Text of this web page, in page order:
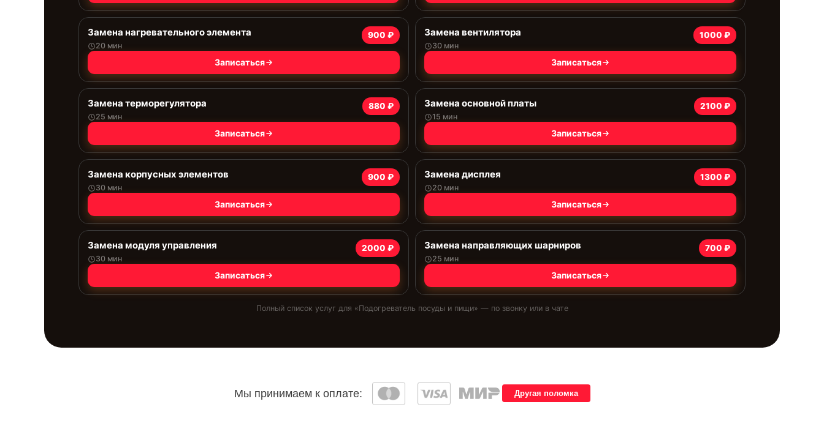
Замена нагревательного элемента
20 мин
900 ₽
Записаться
Замена вентилятора
30 мин
1000 ₽
Записаться
Замена терморегулятора
25 мин
880 ₽
Записаться
Замена основной платы
15 мин
2100 ₽
Записаться
Замена корпусных элементов
30 мин
900 ₽
Записаться
Замена дисплея
20 мин
1300 ₽
Записаться
Замена модуля управления
30 мин
2000 ₽
Записаться
Замена направляющих шарниров
25 мин
700 ₽
Записаться
Полный список услуг для «Подогреватель посуды и пищи» — по звонку или в чате
Мы принимаем к оплате: Другая поломка